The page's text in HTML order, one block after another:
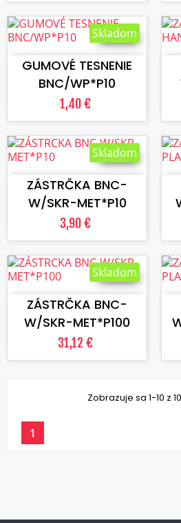
VLOŽIŤ DO KOŠÍKA
GUMOVÉ TESNENIE
BNC/WP*P10
1,40 €
Skladom
VLOŽIŤ DO KOŠÍKA
ZÁSTRČKA BNC-
W/SKR-MET*P10
3,90 €
Skladom
VLOŽIŤ DO KOŠÍKA
ZÁSTRČKA BNC-
W/SKR-MET*P100
31,12 €
Skladom
Zobrazuje sa 1-10 z
1